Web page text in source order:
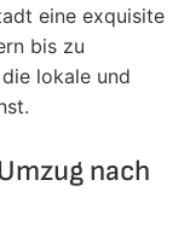
eine exquisite
bis zu
lokale und
nach